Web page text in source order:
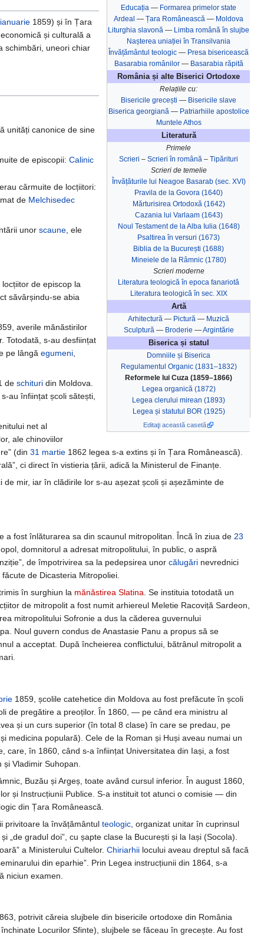
Educația — Formarea primelor state
Ardeal — Țara Românească — Moldova
Liturghia slavonă — Limba română în slujbe
Nașterea uniației în Transilvania‎
Învățământul teologic — Presa bisericească
Basarabia românilor— Basarabia răpită
România și alte Biserici Ortodoxe
Relațiile cu:
Bisericile grecești — Bisericile slave
Biserica georgiană — Patriarhiile apostolice
Muntele Athos
Literatură
Primele
Scrieri – Scrieri în română – Tipărituri
Scrieri de temelie
Învățăturile lui Neagoe Basarab (sec. XVI)
Pravila de la Govora (1640)
Mărturisirea Ortodoxă (1642)
Cazania lui Varlaam (1643)
Noul Testament de la Alba Iulia (1648)
Psaltirea în versuri (1673)
Biblia de la București (1688)
Mineiele de la Râmnic (1780)
Scrieri moderne
Literatura teologică în epoca fanariotă
Literatura teologică în sec. XIX
Artă
Arhitectură — Pictură — Muzică
Sculptură — Broderie —Argintărie
Biserica și statul
Domniile și Biserica
Regulamentul Organic (1831–1832)
Reformele lui Cuza (1859–1866)
Legea organică (1872)
Legea clerului mirean (1893)
Legea și statutul BOR (1925)
Editaţi această casetă
1859) și în Țara
și culturală a
schimbări, uneori chiar
unități canonice de sine
de episcopii:Calinic
cârmuite de locțiitori:
de Melchisedec
unor scaune , ele
de episcop la
săvârșindu-se abia
averile mănăstirilor
Totodată, s-au desființat
pe lângă egumeni
de schituri din Moldova.
au înființat școli sătești,
net al
ale chinoviilor
(din 31 martie 1862 legea s-a extins și în Țara Românească).
ci direct în vistieria țării, adică la Ministerul de Finanțe.
mir, iar în clădirile lor s-au așezat școli și așezăminte de
fost înlăturarea sa din scaunul mitropolitan. Încă în ziua de 23
domnitorul a adresat mitropolitului, în public, o aspră
de împotrivirea sa la pedepsirea unor călugări nevrednici
de Dicasteria Mitropoliei.
în surghiun la mănăstirea Slatina. Se instituia totodată un
de mitropolit a fost numit arhiereul Meletie Racoviță Sardeon,
mitropolitului Sofronie a dus la căderea guvernului
Noul guvern condus de Anastasie Panu a propus să se
a acceptat. După încheierea conflictului, bătrânul mitropolit a
1859, școlile catehetice din Moldova au fost prefăcute în școli
de pregătire a preoților. În 1860, — pe când era ministru al
și un curs superior (în total 8 clase) în care se predau, pe
medicina populară). Cele de la Roman și Huși aveau numai un
care, în 1860, când s-a înființat Universitatea din Iași, a fost
Vladimir Suhopan.
Buzău și Argeș, toate având cursul inferior. În august 1860,
și Instrucțiunii Publice. S-a instituit tot atunci o comisie — din
din Țara Românească.
privitoare la învățământul teologic , organizat unitar în cuprinsul
gradul doi”, cu șapte clase la București și la Iași (Socola).
a Ministerului Cultelor. Chiriarhii locului aveau dreptul să facă
din eparhie”. Prin Legea instrucțiunii din 1864, s-a
niciun examen.
potrivit căreia slujbele din bisericile ortodoxe din România
Locurilor Sfinte), slujbele se făceau în grecește. Au fost